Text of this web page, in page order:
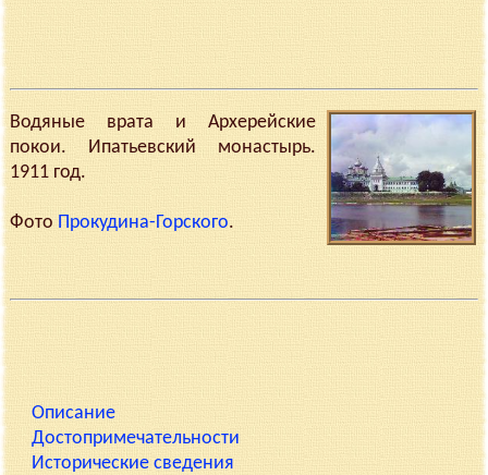
Водяные врата и Архерейские
покои. Ипатьевский монастырь.
1911 год.
Фото Прокудина-Горского.
Описание
Достопримечательности
Исторические сведения